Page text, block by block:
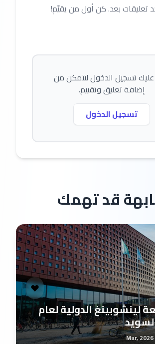
تعليقات بعد. كن أول من يقيّم!
تسجيل الدخول لتتمكن من
إضافة تعليق وتقييم.
تسجيل الدخول
قد تهمك
لينشوبينغ الدولية لعام